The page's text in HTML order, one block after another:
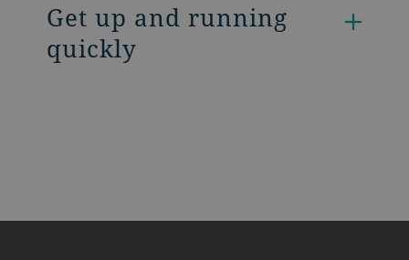
Get up and running
quickly